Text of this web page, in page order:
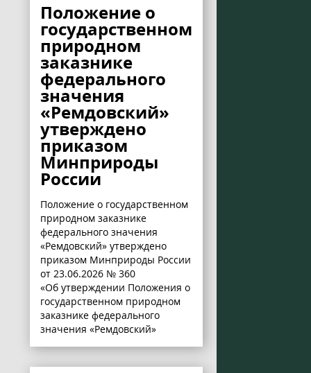
Положение о
государственном
природном
заказнике
федерального
значения
«Ремдовский»
утверждено
приказом
Минприроды
России
Положение о государственном
природном заказнике
федерального значения
«Ремдовский» утверждено
приказом Минприроды России
от 23.06.2026 № 360
«Об утверждении Положения о
государственном природном
заказнике федерального
значения «Ремдовский»